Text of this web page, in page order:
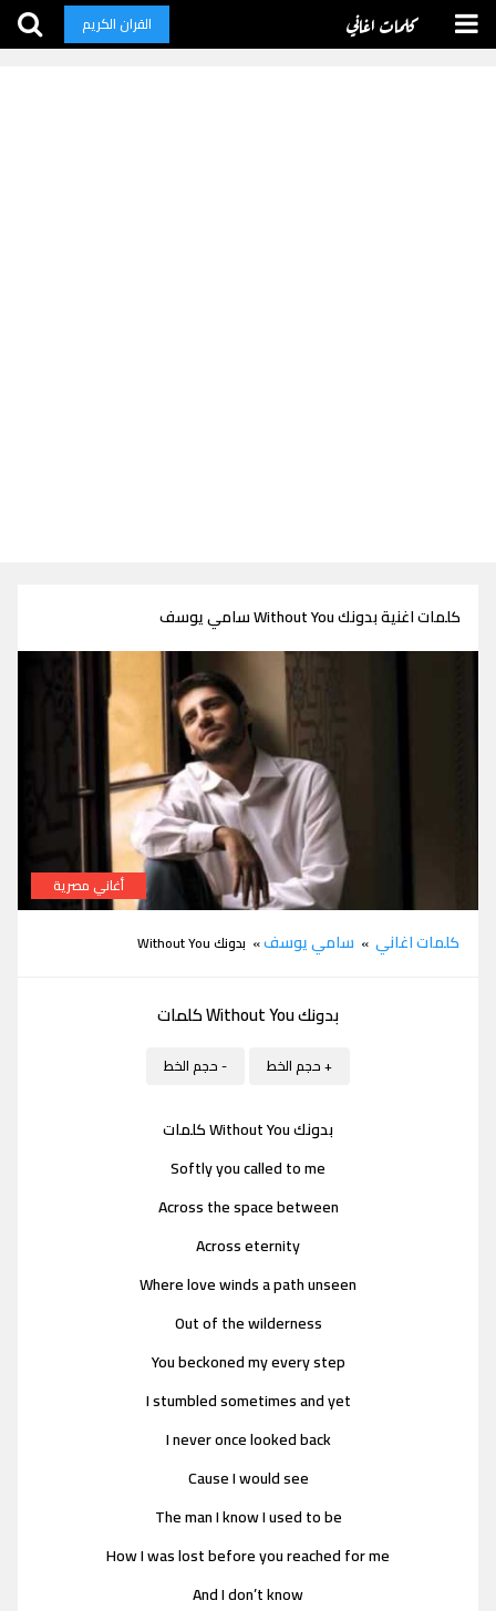
كلمات اغاني القران الكريم
كلمات اغنية بدونك Without You سامي يوسف
أغاني مصرية
كلمات اغاني » سامي يوسف» بدونك Without You
بدونك Without You كلمات
+ حجم الخط - حجم الخط
بدونك Without You كلمات
Softly you called to me
Across the space between
Across eternity
Where love winds a path unseen
Out of the wilderness
You beckoned my every step
I stumbled sometimes and yet
I never once looked back
Cause I would see
The man I know I used to be
How I was lost before you reached for me
And I don’t know